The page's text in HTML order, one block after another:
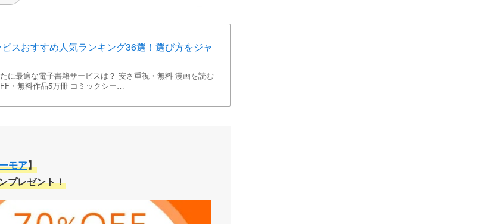
スおすすめ人気ランキング36選！選び方をジャ
に最適な電子書籍サービスは？ 安さ重視・無料 漫画を読む
・無料作品5万冊 コミックシー…
モア】
プレゼント！